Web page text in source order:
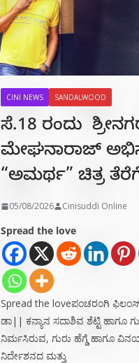
CINI NEWS SANDALWOOD
ಸೆ.18 ರಂದು
ಮೇಘನಾರಾಜ್
“ಅಮರ್ಥ” ಚಿತ್ರ
05/08/2026 Cinisuddi Online
Spread the love
Spread the loveಪಂಚರಂಗಿ
ಡಾ|| ಕನ್ಯಾನ ಸದಾಶಿವ ಶೆಟ್ಟಿ ಹಾಗೂ
ನಿರ್ಮಸಿರುವ, ಗುರು ಹೆಗ್ಡೆ ಹಾಗೂ
ನಿರ್ದೇಶನದ ಮತ್ತು